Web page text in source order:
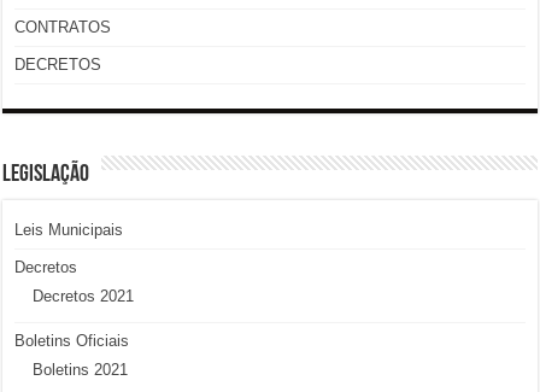
CONTRATOS
DECRETOS
LEGISLAÇÃO
Leis Municipais
Decretos
Decretos 2021
Boletins Oficiais
Boletins 2021